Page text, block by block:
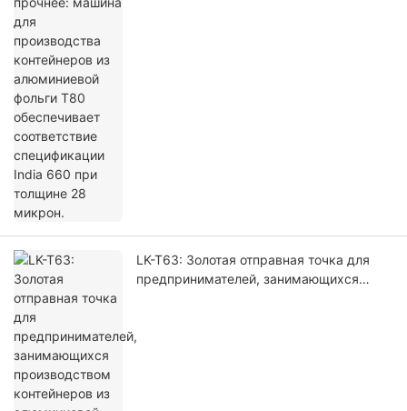
LK-T63: Золотая отправная точка для
предпринимателей, занимающихся